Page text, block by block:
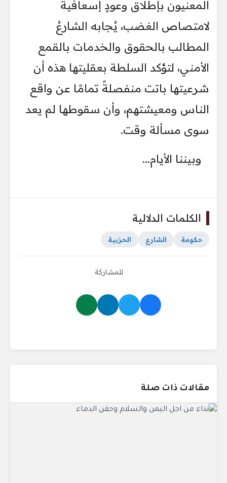
المعنيون بإطلاق وعودٍ إسعافية
لامتصاص الغضب، يُجابه الشارعُ
المطالب بالحقوق والخدمات بالقمع
الأمني، لتؤكد السلطة بعقليتها هذه أن
شرعيتها باتت منفصلةً تمامًا عن واقع
الناس ومعيشتهم، وأن سقوطها لم يعد
سوى مسألة وقت.
وبيننا الأيام...
الكلمات الدلالية
حكومة الشارع الحزبية
للمشاركة
مقالات ذات صلة